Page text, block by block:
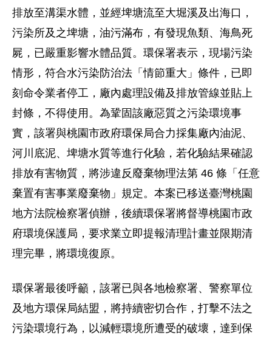
排放至溝渠水體，並經埤塘流至大堀溪及出海口，
污染所及之埤塘，油污滿布，有發現魚類、海鳥死
屍，已嚴重影響水體品質。環保署表示，現場污染
情形，符合水污染防治法「情節重大」條件，已即
刻命令業者停工，廠內處理設備及排放管線並貼上
封條，不得使用。為鞏固該廠惡質之污染環境事
實，該署與桃園市政府環保局合力採集廠內油泥、
河川底泥、埤塘水質等進行化驗，若化驗結果確認
排放有害物質，將涉違反廢棄物理法第 46 條「任意
棄置有害事業廢棄物」規定。本案已移送臺灣桃園
地方法院檢察署偵辦，後續環保署將督導桃園市政
府環境保護局，要求業立即提報清理計畫並限期清
理完畢，將環境復原。
環保署最後呼籲，該署已與各地檢察署、警察單位
及地方環保局結盟，將持續密切合作，打擊不法之
污染環境行為，以減輕環境所遭受的破壞，達到保